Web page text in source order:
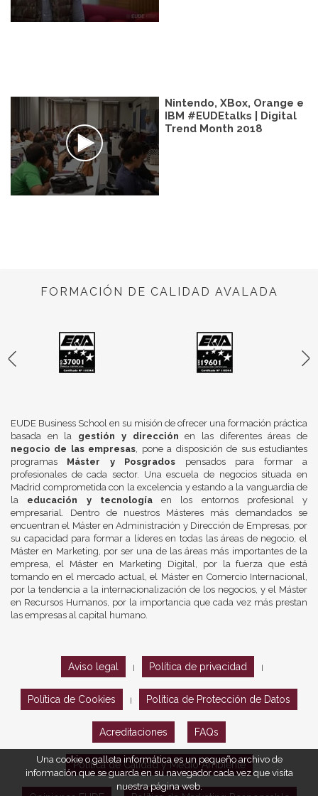
Nintendo, XBox, Orange e
IBM #EUDEtalks | Digital
Trend Month 2018
FORMACIÓN DE CALIDAD AVALADA
EUDE Business School en su misión de ofrecer una formación práctica
basada en la gestión y dirección en las diferentes áreas de
negocio de las empresas, pone a disposición de sus estudiantes
programas Máster y Posgrados pensados para formar a
profesionales de cada sector. Una escuela de negocios situada en
Madrid comprometida con la excelencia y estando a la vanguardia de
la educación y tecnologíaen los entornos profesional y
empresarial. Dentro de nuestros Másteres más demandados se
encuentran el Máster en Administración y Dirección de Empresas, por
su capacidad para formar a líderes en todas las áreas de negocio, el
Máster en Marketing, por ser una de las áreas más importantes de la
empresa, el Máster en Marketing Digital, por la fuerza que está
tomando en el mercado actual, el Máster en Comercio Internacional,
por la tendencia a la internacionalización de los negocios, y el Máster
en Recursos Humanos, por la importancia que cada vez más prestan
las empresas al capital humano.
Aviso legal Política de privacidad
Política de Cookies Política de Protección de Datos
Acreditaciones FAQs
Política de Calidad y Medio Ambiente
Una cookie o galleta informática es un pequeño archivo de
información que se guarda en su navegador cada vez que visita
nuestra página web.